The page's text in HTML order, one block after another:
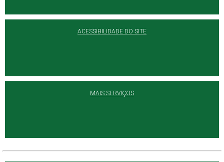
ACESSIBILIDADE DO SITE
MAIS SERVIÇOS